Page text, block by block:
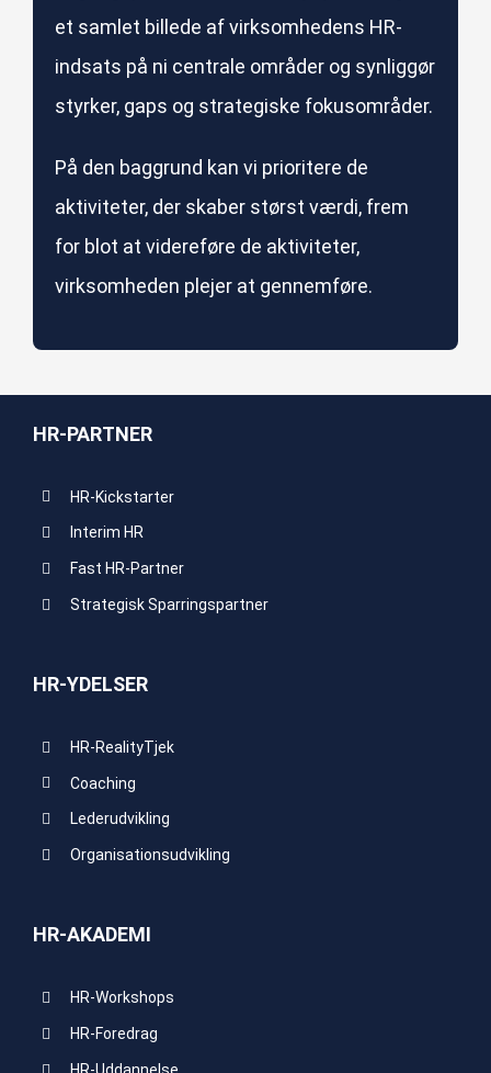
et samlet billede af virksomhedens HR-
indsats på ni centrale områder og synliggør
styrker, gaps og strategiske fokusområder.
På den baggrund kan vi prioritere de
aktiviteter, der skaber størst værdi, frem
for blot at videreføre de aktiviteter,
virksomheden plejer at gennemføre.
HR-PARTNER
HR-Kickstarter
Interim HR
Fast HR-Partner
Strategisk Sparringspartner
HR-YDELSER
HR-RealityTjek
Coaching
Lederudvikling
Organisationsudvikling
HR-AKADEMI
HR-Workshops
HR-Foredrag
HR-Uddannelse